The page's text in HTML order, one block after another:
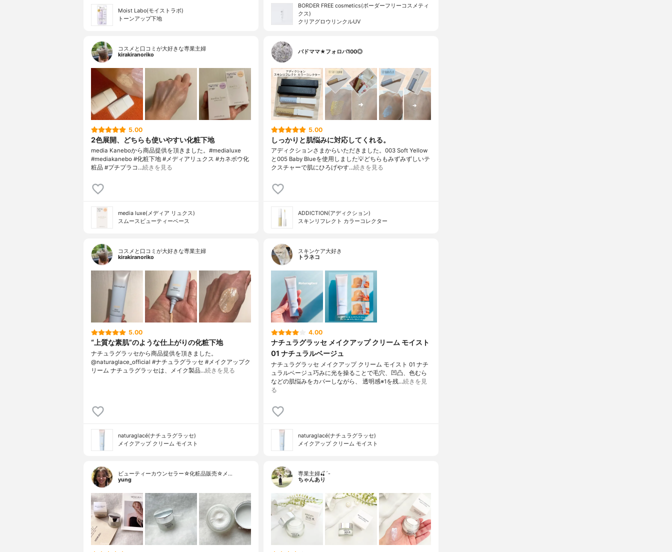
Moist Labo(モイストラボ)
トーンアップ下地
BORDER FREE cosmetics(ボーダーフリーコスメティ
クス)
クリアグロウリンクルUV
コスメと口コミが大好きな専業主婦
kirakiranoriko
5.00
2色展開、どちらも使いやすい化粧下地
media Kaneboから商品提供を頂きました。#medialuxe
#mediakanebo #化粧下地 #メディアリュクス #カネボウ化
粧品 #プチプラコ…続きを見る
media luxe(メディア リュクス)
スムースビューティーベース
バドママ★フォロバ100◎
5.00
しっかりと肌悩みに対応してくれる。
アディクションさまからいただきました。003 Soft Yellow
と005 Baby Blueを使用しました💡どちらもみずみずしいテ
クスチャーで肌にひろげやす…続きを見る
ADDICTION(アディクション)
スキンリフレクト カラーコレクター
コスメと口コミが大好きな専業主婦
kirakiranoriko
5.00
“上質な素肌”のような仕上がりの化粧下地
ナチュラグラッセから商品提供を頂きました。
@naturaglace_official #ナチュラグラッセ #メイクアップク
リーム ナチュラグラッセは、メイク製品…続きを見る
naturaglacé(ナチュラグラッセ)
メイクアップ クリーム モイスト
スキンケア大好き
トラネコ
4.00
ナチュラグラッセ メイクアップ クリーム モイスト
01 ナチュラルベージュ
ナチュラグラッセ メイクアップ クリーム モイスト 01 ナチ
ュラルベージュ巧みに光を操ることで毛穴、凹凸、色むら
などの肌悩みをカバーしながら、 透明感※1を残…続きを見
る
naturaglacé(ナチュラグラッセ)
メイクアップ クリーム モイスト
ビューティーカウンセラー☆化粧品販売☆メ…
yung
専業主婦🍒´-
ちゃんあり